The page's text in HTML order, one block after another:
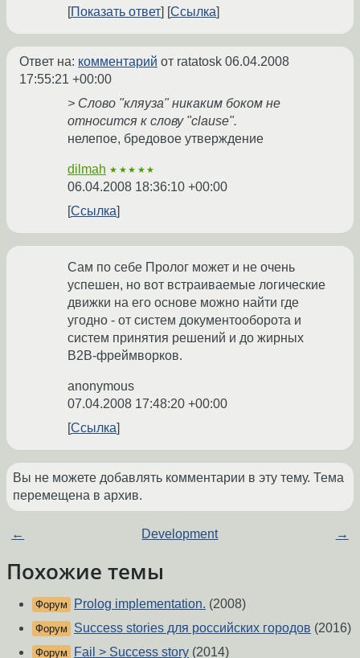
Показать ответ
Ссылка
Ответ на: комментарий от ratatosk 06.04.2008
17:55:21 +00:00
> Слово "кляуза" никаким боком не
относится к слову "clause".
нелепое, бредовое утверждение
dilmah ★★★★★
06.04.2008 18:36:10 +00:00
Ссылка
Сам по себе Пролог может и не очень
успешен, но вот встраиваемые логические
движки на его основе можно найти где
угодно - от систем документооборота и
систем принятия решений и до жирных
B2B-фреймворков.
anonymous
07.04.2008 17:48:20 +00:00
Ссылка
Вы не можете добавлять комментарии в эту тему. Тема
перемещена в архив.
← Development →
Похожие темы
Форум Prolog implementation. (2008)
Форум Success stories для российских городов (2016)
Форум Fail > Success story (2014)